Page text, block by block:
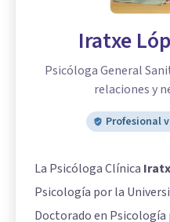
Iratxe
Psicóloga General
relaciones y
Profesional
La Psicóloga Clínica
Psicología por la
Doctorado en